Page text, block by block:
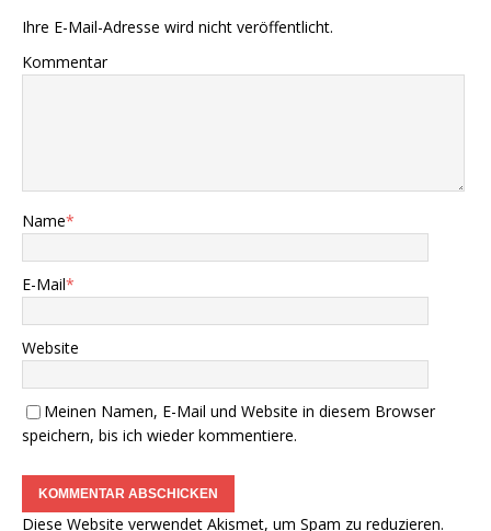
Ihre E-Mail-Adresse wird nicht veröffentlicht.
Kommentar
Name*
E-Mail*
Website
Meinen Namen, E-Mail und Website in diesem Browser
speichern, bis ich wieder kommentiere.
Diese Website verwendet Akismet, um Spam zu reduzieren.